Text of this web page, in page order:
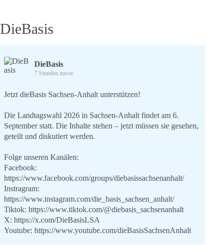
DieBasis
DieBasis
7 Stunden zuvor
Jetzt dieBasis Sachsen-Anhalt unterstützen!
Die Landtagswahl 2026 in Sachsen-Anhalt findet am 6.
September statt. Die Inhalte stehen – jetzt müssen sie gesehen,
geteilt und diskutiert werden.
Folge unseren Kanälen:
Facebook:
https://www.facebook.com/groups/diebasissachsenanhalt/
Instragram:
https://www.instagram.com/die_basis_sachsen_anhalt/
Tiktok: https://www.tiktok.com/@diebasis_sachsenanhalt
X: https://x.com/DieBasisLSA
Youtube: https://www.youtube.com/dieBasisSachsenAnhalt